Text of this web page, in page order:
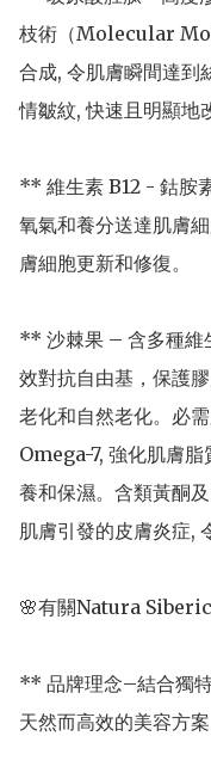
枝術（Molecular
合成, 令肌膚瞬間達到
情皺紋, 快速且明顯地
** 維生素 B12 - 鈷胺
氧氣和養分送達肌膚
膚細胞更新和修復。
** 沙棘果 – 含多種維
效對抗自由基，保護
老化和自然老化。必
Omega-7, 強化肌膚
養和保濕。含類黃酮
肌膚引發的皮膚炎症,
🌸有關Natura
** 品牌理念–結合獨
天然而高效的美容方案